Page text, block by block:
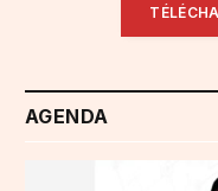
AGENDA